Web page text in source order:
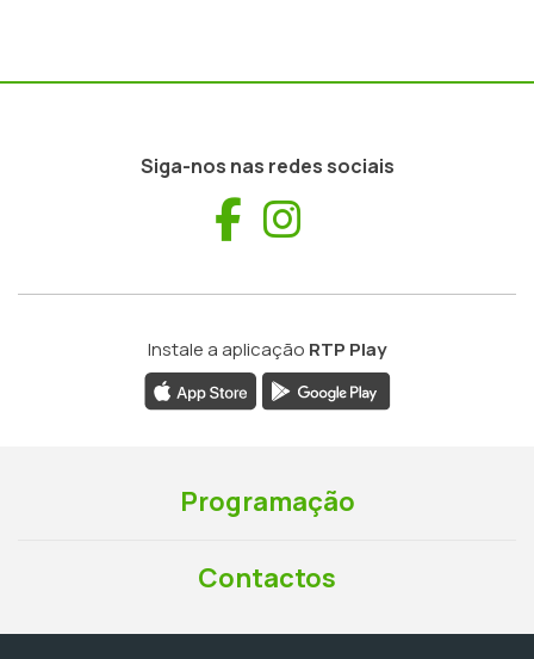
Siga-nos nas redes sociais
Facebook
Instale a aplicação RTP Play
Programação
Contactos